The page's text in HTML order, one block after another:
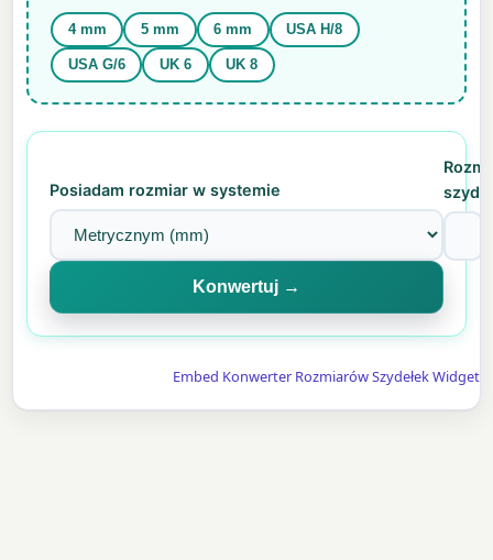
4 mm 5 mm 6 mm USA H/8
USA G/6 UK 6 UK 8
Posiadam rozmiar w systemie
Konwertuj →
Embed Konwerter Rozmiarów Szydełek Widget